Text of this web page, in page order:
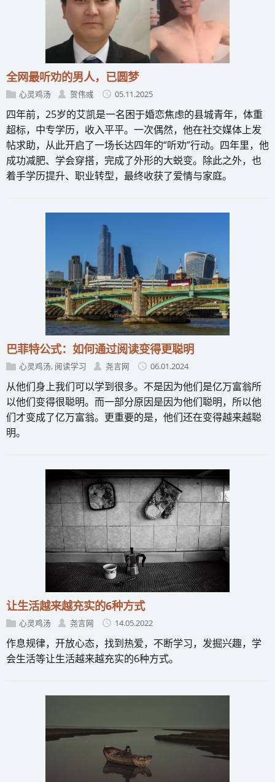
全网最听劝的男人，已圆梦
心灵鸡汤 贺伟彧 05.11.2025
四年前，25岁的艾凯是一名困于婚恋焦虑的县城青年，体重
超标，中专学历，收入平平。一次偶然，他在社交媒体上发
帖求助，从此开启了一场长达四年的“听劝”行动。四年里，他
成功减肥、学会穿搭，完成了外形的大蜕变。除此之外，也
着手学历提升、职业转型，最终收获了爱情与家庭。
巴菲特公式：如何通过阅读变得更聪明
心灵鸡汤, 阅读学习 尧言网 06.01.2024
从他们身上我们可以学到很多。不是因为他们是亿万富翁所
以他们变得很聪明。而一部分原因是因为他们聪明，所以他
们才变成了亿万富翁。更重要的是，他们还在变得越来越聪
明。
让生活越来越充实的6种方式
心灵鸡汤 尧言网 14.05.2022
作息规律，开放心态，找到热爱，不断学习，发掘兴趣，学
会生活等让生活越来越充实的6种方式。